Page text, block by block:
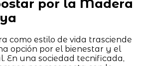
por la Madera
como estilo de vida trasciende
opción por el bienestar y el
En una sociedad tecnificada,